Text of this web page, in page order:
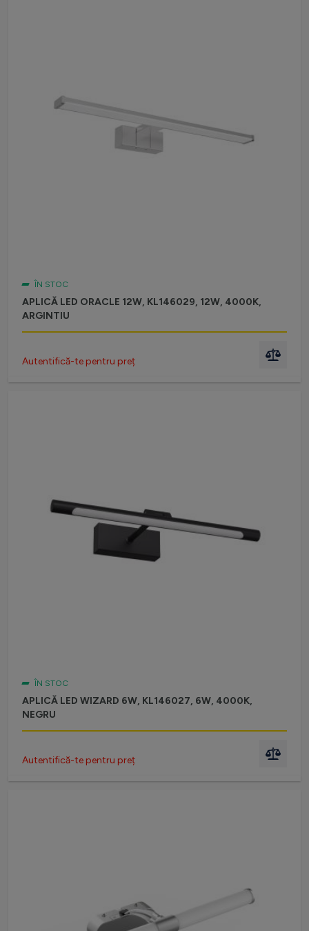
ÎN STOC
APLICĂ LED ORACLE 12W, KL146029, 12W, 4000K,
ARGINTIU
Autentifică-te pentru preț
ÎN STOC
APLICĂ LED WIZARD 6W, KL146027, 6W, 4000K,
NEGRU
Autentifică-te pentru preț